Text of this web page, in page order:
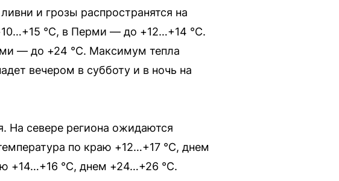
и грозы распространятся на
°С, в Перми — до +12…+14 °С.
— до +24 °С. Максимум тепла
вечером в субботу и в ночь на
На севере региона ожидаются
по краю +12…+17 °С, днем
+14…+16 °С, днем +24…+26 °С.